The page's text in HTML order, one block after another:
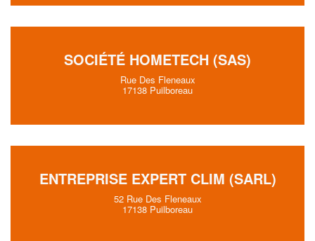
SOCIÉTÉ HOMETECH (SAS)
Rue Des Fleneaux
17138 Puilboreau
ENTREPRISE EXPERT CLIM (SARL)
52 Rue Des Fleneaux
17138 Puilboreau